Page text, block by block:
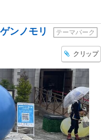
ンノモリ テーマパーク
クリップ